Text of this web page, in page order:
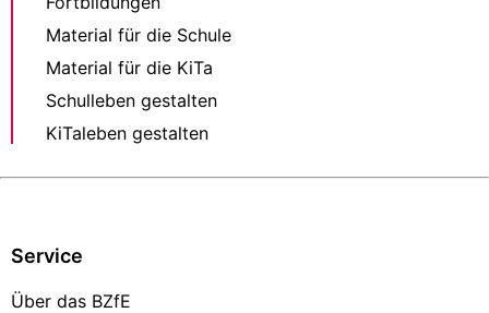
Material für die Schule
Material für die KiTa
Schulleben gestalten
KiTaleben gestalten
Service
Über das BZfE